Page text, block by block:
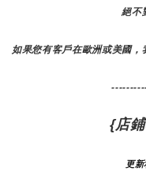
絕不
如果您有客戶在歐洲或美國，
{店
更